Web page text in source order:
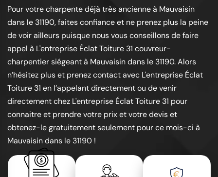
Pour votre charpente déjà très ancienne à Mauvaisin
dans le 31190, faites confiance et ne prenez plus la peine
de voir ailleurs puisque nous vous conseillons de faire
appel à L'entreprise Éclat Toiture 31 couvreur-
charpentier siégeant à Mauvaisin dans le 31190. Alors
n’hésitez plus et prenez contact avec L'entreprise Éclat
Toiture 31 en l’appelant directement ou de venir
directement chez L'entreprise Éclat Toiture 31 pour
connaitre et prendre votre prix et votre devis et
obtenez-le gratuitement seulement pour ce mois-ci à
Mauvaisin dans le 31190 !